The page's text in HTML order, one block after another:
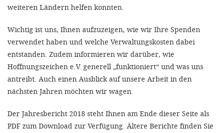
weiteren Ländern helfen konnten.
Wichtig ist uns, Ihnen aufzuzeigen, wie wir Ihre Spenden
verwendet haben und welche Verwaltungskosten dabei
entstanden. Zudem informieren wir darüber, wie
Hoffnungszeichen e.V. generell „funktioniert“ und was uns
antreibt. Auch einen Ausblick auf unsere Arbeit in den
nächsten Jahren möchten wir wagen.
Der Jahresbericht 2018 steht Ihnen am Ende dieser Seite als
PDF zum Download zur Verfügung. Ältere Berichte finden Sie